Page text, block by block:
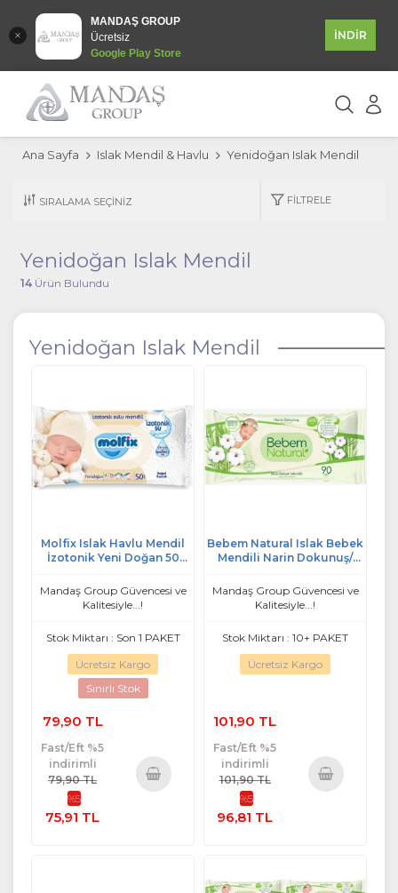
MANDAŞ GROUP
Ücretsiz
Google Play Store
İNDİR
Ana Sayfa Islak Mendil & Havlu Yenidoğan Islak Mendil
FILTRELE
Yenidoğan Islak Mendil
14Ürün Bulundu
Yenidoğan Islak Mendil
Molfix Islak Havlu Mendil
İzotonik Yeni Doğan 50
Plastik Kapaklı
Mandaş Group Güvencesi ve
Kalitesiyle...!
Stok Miktarı : Son 1 PAKET
Ücretsiz Kargo
Sınırlı Stok
79,90 TL
Fast/Eft %5
indirimli
79,90 TL
%5
75,91 TL
Bebem Natural Islak Bebek
Mendili Narin Dokunuş/
Plastik Kapaklı
Mandaş Group Güvencesi ve
Kalitesiyle...!
Stok Miktarı : 10+ PAKET
Ücretsiz Kargo
101,90 TL
Fast/Eft %5
indirimli
101,90 TL
%5
96,81 TL